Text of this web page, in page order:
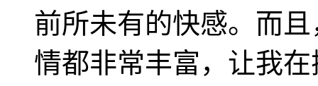
前所未有的快感。而
情都非常丰富，让我